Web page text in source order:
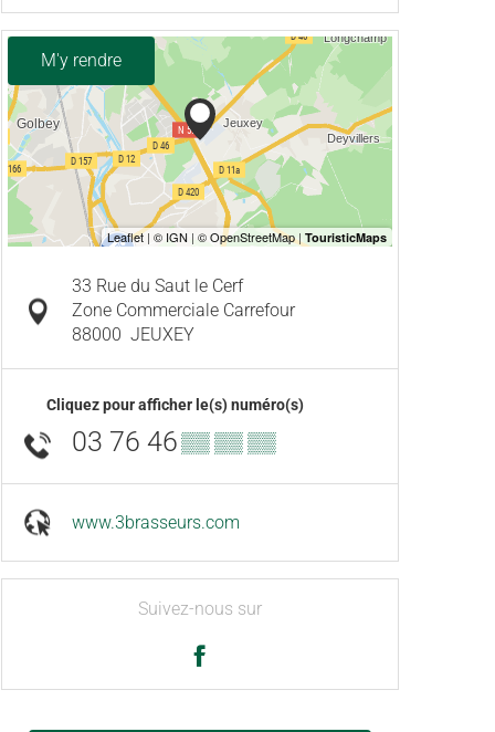
M'y rendre
33 Rue du Saut le Cerf
Zone Commerciale Carrefour
88000 JEUXEY
Cliquez pour afficher le(s) numéro(s)
03 76 46▒▒ ▒▒ ▒▒
www.3brasseurs.com
Suivez-nous sur